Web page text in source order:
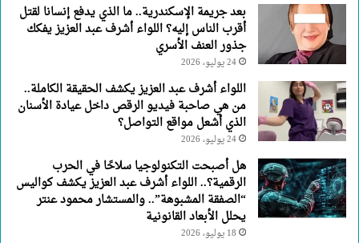
جذور
العنف
الأسري
بعد جريمة الإسكندرية.. ما الذي يدفع إنسانا لقتل
أقرب الناس إليه؟ اللواء أشرف عبد العزيز يفكك
جذور العنف الأسري
24 يوليو، 2026
اللواء أشرف عبد العزيز يكشف الحقيقة الكاملة..
من هي صاحبة فيديو الرقص داخل عيادة الأسنان
الذي أشعل مواقع التواصل؟
24 يوليو، 2026
هل أصبحت التكنولوجيا سلاحًا في الحرب
الرقمية؟.. اللواء أشرف عبد العزيز يكشف كواليس
“الصفقة المشبوهة”.. والمستشار محمود عنتر
يحلل الأبعاد القانونية
18 يوليو، 2026